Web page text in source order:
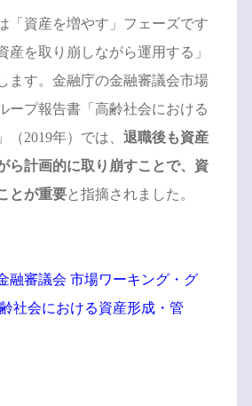
「資産を増やす」フェーズです
産を取り崩しながら運用する」
ます。金融庁の金融審議会市場
ープ報告書「高齢社会における
（2019年）では、 退職後も資産
ら計画的に取り崩すことで、資
とが重要と指摘されました。
融審議会 市場ワーキング・グ
社会における資産形成・管